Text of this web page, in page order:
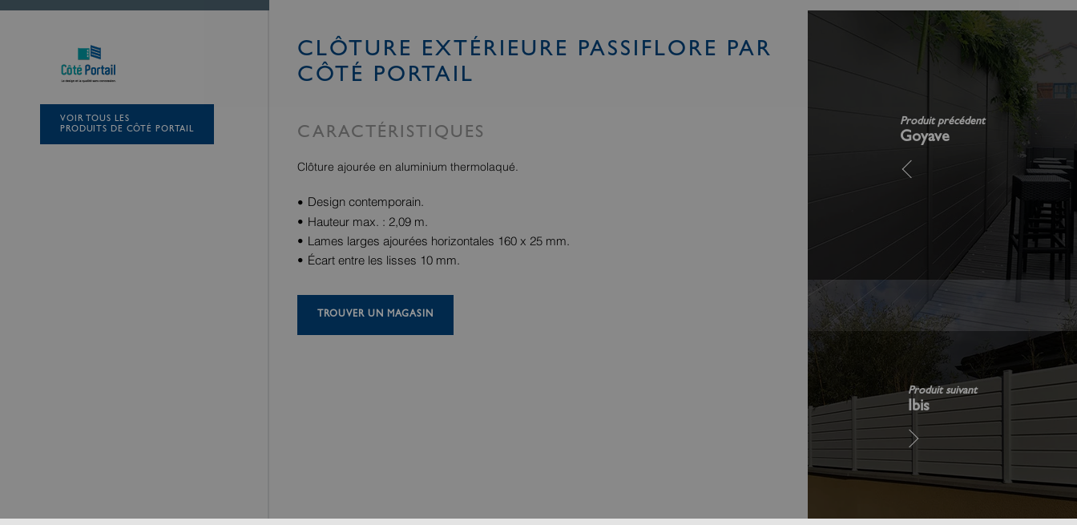
VOIR TOUS LES
PRODUITS DE CÔTÉ PORTAIL
CLÔTURE EXTÉRIEURE PASSIFLORE PAR
CÔTÉ PORTAIL
CARACTÉRISTIQUES
Clôture ajourée en aluminium thermolaqué.
Design contemporain.
Hauteur max. : 2,09 m.
Lames larges ajourées horizontales 160 x 25 mm.
Écart entre les lisses 10 mm.
TROUVER UN MAGASIN
Produit précédent
Goyave
Produit suivant
Ibis